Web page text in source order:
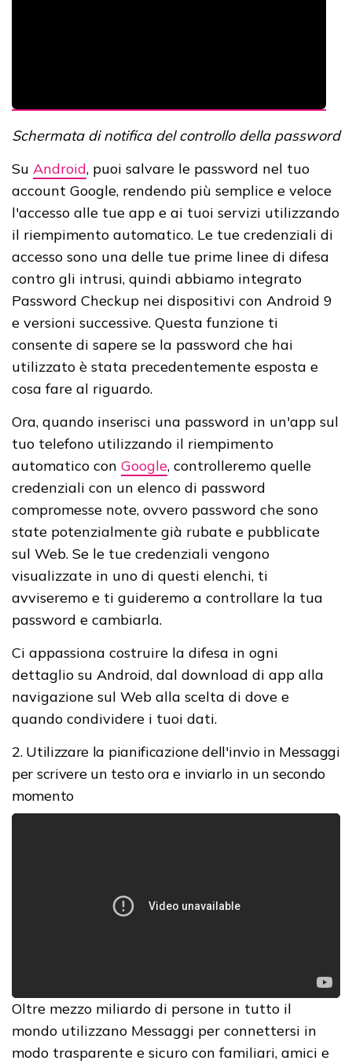
Schermata di notifica del controllo della password
Su Android, puoi salvare le password nel tuo
account Google, rendendo più semplice e veloce
l'accesso alle tue app e ai tuoi servizi utilizzando
il riempimento automatico. Le tue credenziali di
accesso sono una delle tue prime linee di difesa
contro gli intrusi, quindi abbiamo integrato
Password Checkup nei dispositivi con Android 9
e versioni successive. Questa funzione ti
consente di sapere se la password che hai
utilizzato è stata precedentemente esposta e
cosa fare al riguardo.
Ora, quando inserisci una password in un'app sul
tuo telefono utilizzando il riempimento
automatico con Google, controlleremo quelle
credenziali con un elenco di password
compromesse note, ovvero password che sono
state potenzialmente già rubate e pubblicate
sul Web. Se le tue credenziali vengono
visualizzate in uno di questi elenchi, ti
avviseremo e ti guideremo a controllare la tua
password e cambiarla.
Ci appassiona costruire la difesa in ogni
dettaglio su Android, dal download di app alla
navigazione sul Web alla scelta di dove e
quando condividere i tuoi dati.
2. Utilizzare la pianificazione dell'invio in Messaggi
per scrivere un testo ora e inviarlo in un secondo
momento
Oltre mezzo miliardo di persone in tutto il
mondo utilizzano Messaggi per connettersi in
modo trasparente e sicuro con familiari, amici e